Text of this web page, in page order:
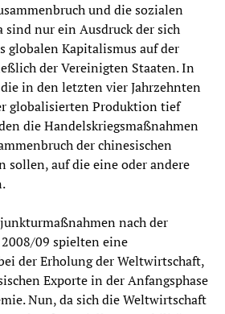
und die sozialen
sind nur ein Ausdruck der sich
globalen Kapitalismus auf der
der Vereinigten Staaten. In
in den letzten vier Jahrzehnten
globalisierten Produktion tief
die Handelskriegsmaßnahmen
der chinesischen
sollen, auf die eine oder andere
nach der
09 spielten eine
der Erholung der Weltwirtschaft,
Exporte in der Anfangsphase
Nun, da sich die Weltwirtschaft